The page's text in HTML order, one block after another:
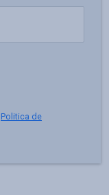
Politica de